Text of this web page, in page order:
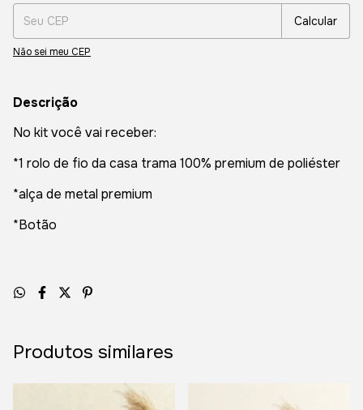
Calcular
Não sei meu CEP
Descrição
No kit você vai receber:
*1 rolo de fio da casa trama 100% premium de poliéster
*alça de metal premium
*Botão
Produtos similares